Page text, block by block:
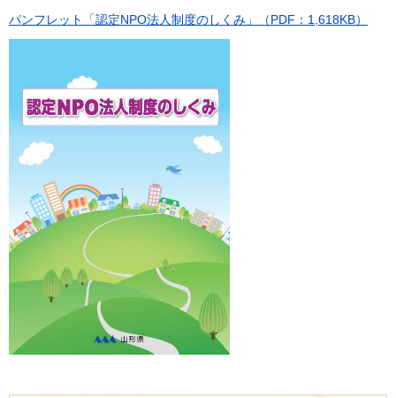
パンフレット「認定NPO法人制度のしくみ」（PDF：1,618KB）